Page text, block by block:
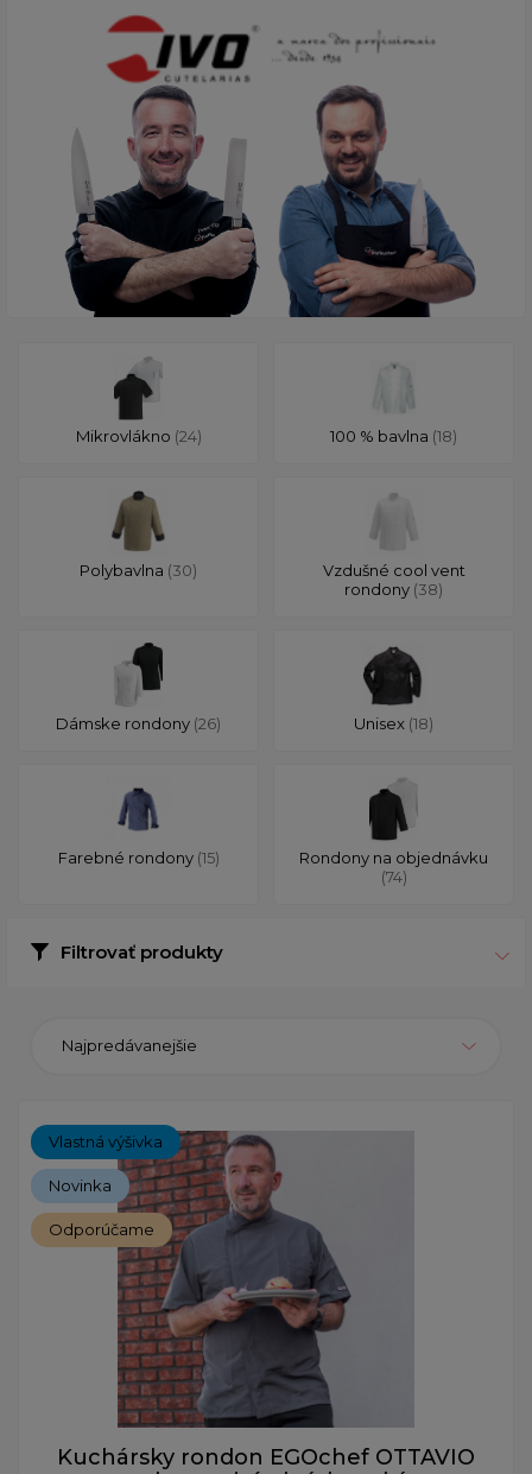
Mikrovlákno (24) 100 % bavlna (18)
Polybavlna (30)
Vzdušné cool vent
rondony (38)
Dámske rondony (26) Unisex (18)
Farebné rondony (15)
Rondony na objednávku
(74)
Filtrovať produkty
Najpredávanejšie
Vlastná výšivka
Novinka
Odporúčame
Kuchársky rondon EGOchef OTTAVIO